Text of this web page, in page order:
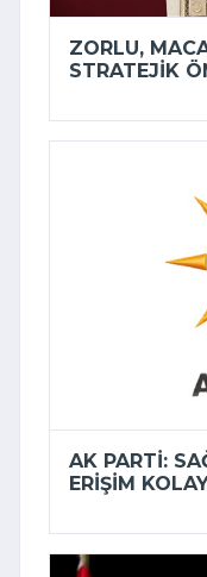
ZORLU,
STRATEJIK
AK PARTI:
ERIŞIM